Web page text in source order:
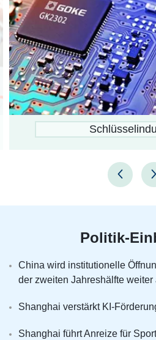
Politik-
China wird institutionelle
der zweiten Jahreshälfte weiter
Shanghai verstärkt KI-
Shanghai führt Anreize für